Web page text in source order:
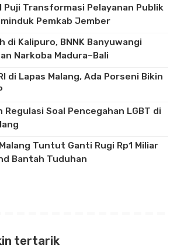
Puji Transformasi Pelayanan Publik
Pemkab Jember
di Kalipuro, BNNK Banyuwangi
Narkoba Madura–Bali
di Lapas Malang, Ada Porseni Bikin
Regulasi Soal Pencegahan LGBT di
Tuntut Ganti Rugi Rp1 Miliar
Bantah Tuduhan
tertarik